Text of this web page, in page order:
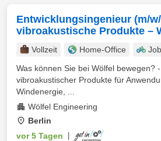
Entwicklungsingenieur (m/
vibroakustische Produkte –
Vollzeit Home-Office
Was können Sie bei Wölfel bewegen?
vibroakustischer Produkte für
Windenergie, ...
Wölfel Engineering
Berlin
vor 5 Tagen